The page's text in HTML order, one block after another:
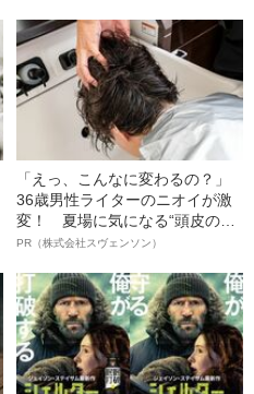
「えっ、こんなに変わるの？」
36歳男性ライターのニオイが激
変！ 夏場に気になる“頭皮のニ
オイ”や“ベタつき”を解消す
ト”が生み出した徹底ケアとは
PR（株式会社スヴェンソン）